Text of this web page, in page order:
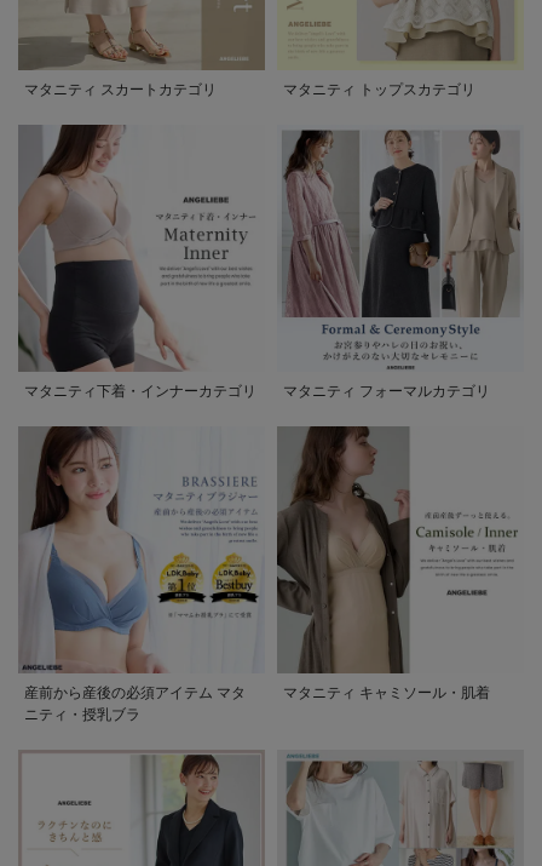
マタニティ スカートカテゴリ マタニティ トップスカテゴリ
マタニティ下着・インナーカテゴリ マタニティ フォーマルカテゴリ
産前から産後の必須アイテム マタ
ニティ・授乳ブラ
マタニティ キャミソール・肌着